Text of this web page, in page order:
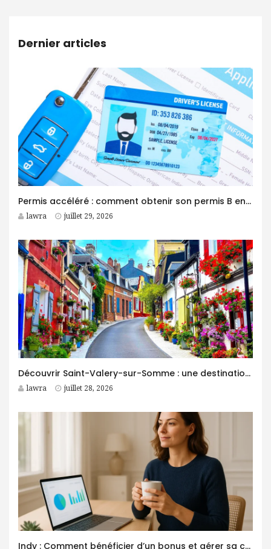
Dernier articles
Permis accéléré : comment obtenir son permis B en moins d’un mois ?
lawra juillet 29, 2026
Découvrir Saint-Valery-sur-Somme : une destination idéale pour des vacances entre nature et patrimoine
lawra juillet 28, 2026
Indy : Comment bénéficier d’un bonus et gérer sa comptabilité plus facilement ?